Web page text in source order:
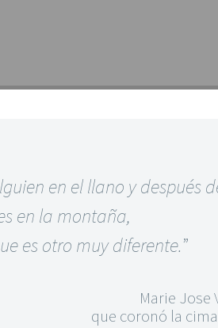
en el llano y después
en la montaña,
es otro muy diferente.​”
Marie Jose
que coronó la